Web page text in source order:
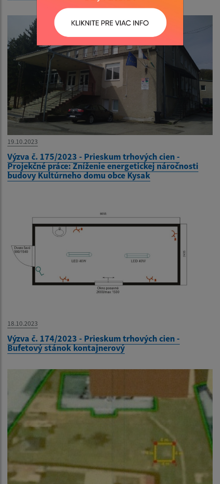
19.10.2023
Výzva č. 175/2023 - Prieskum trhových cien -
Projekčné práce: Zníženie energetickej náročnosti
budovy Kultúrneho domu obce Kysak
18.10.2023
Výzva č. 174/2023 - Prieskum trhových cien -
Bufetový stánok kontajnerový